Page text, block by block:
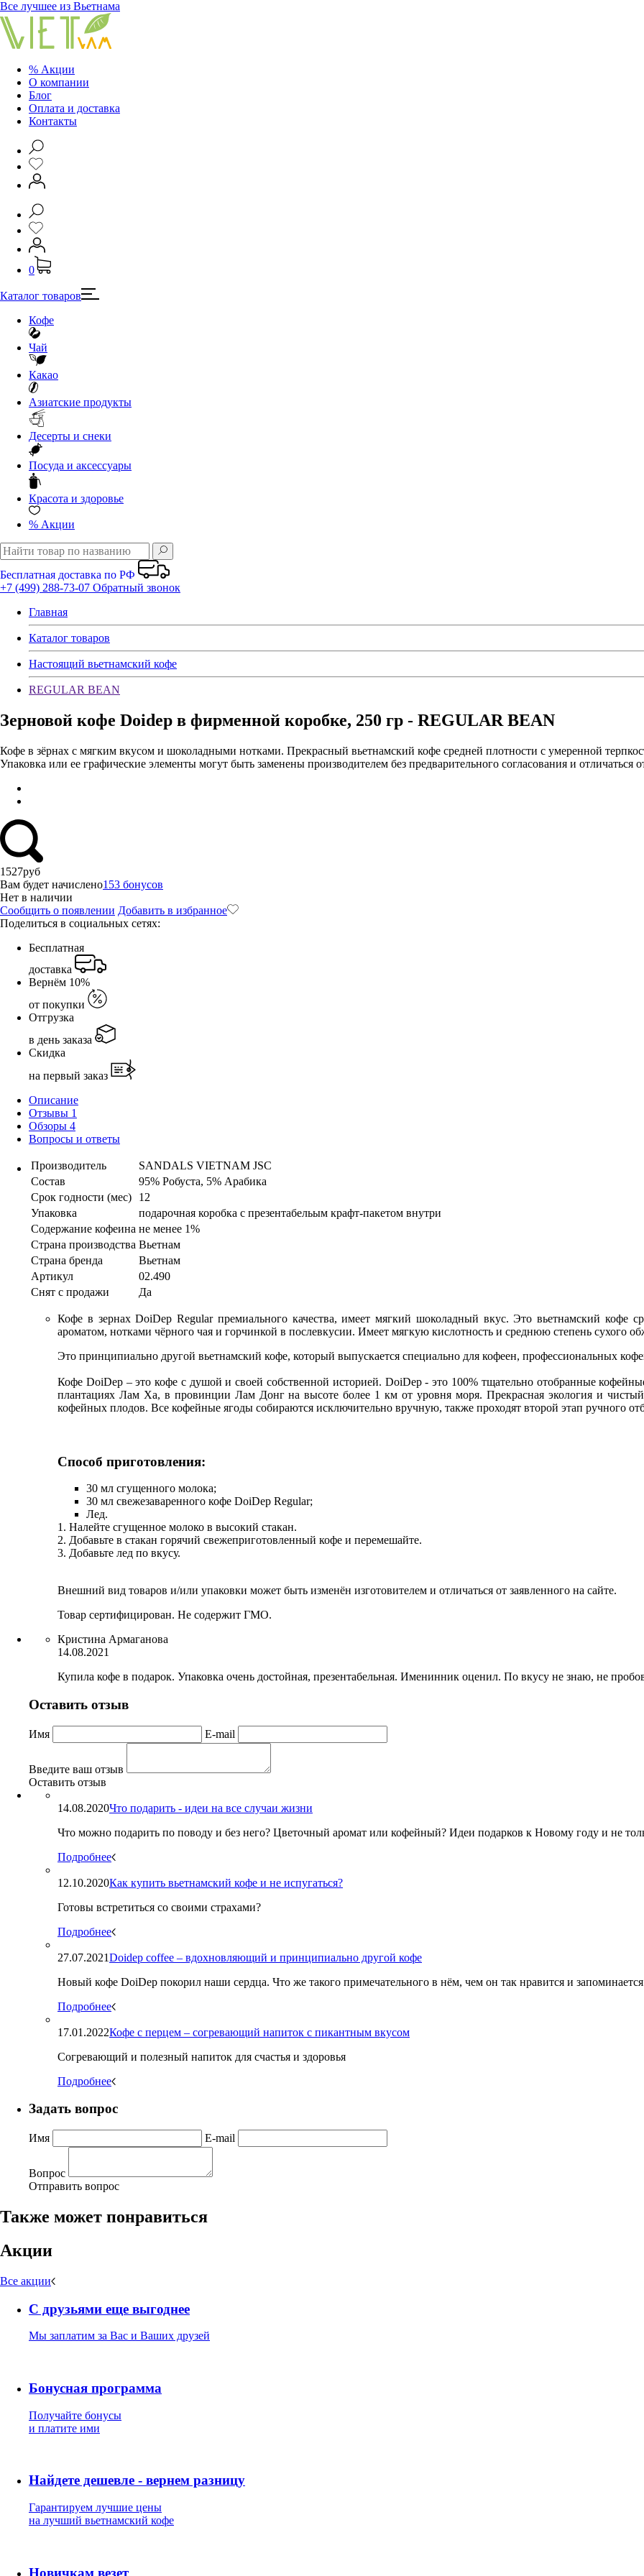
Все лучшее из Вьетнама
% Акции
О компании
Блог
Оплата и доставка
Контакты
0
Каталог товаров
Кофе
Чай
Какао
Азиатские продукты
Десерты и снеки
Посуда и аксессуары
Красота и здоровье
% Акции
Бесплатная доставка по РФ
+7 (499) 288-73-07 Обратный звонок
Главная
Каталог товаров
Настоящий вьетнамский кофе
REGULAR BEAN
Зерновой кофе Doidep в фирменной коробке, 250 гр - REGULAR BEAN
Кофе в зёрнах с мягким вкусом и шоколадными нотками. Прекрасный вьетнамский кофе средней плотности с умеренной
Упаковка или ее графические элементы могут быть заменены производителем без предварительного согласования и отличаться
1527руб
Вам будет начислено153 бонусов
Нет в наличии
Сообщить о появлении Добавить в избранное
Поделиться в социальных сетях:
Бесплатная
доставка
Вернём 10%
от покупки
Отгрузка
в день заказа
Скидка
на первый заказ
Описание
Отзывы 1
Обзоры 4
Вопросы и ответы
Производитель
SANDALS VIETNAM JSC
Состав
95% Робуста, 5% Арабика
Срок годности (мес)
12
Упаковка
подарочная коробка c презентабельым крафт-пакетом внутри
Содержание кофеина не менее 1%
Страна производства Вьетнам
Страна бренда
Вьетнам
Артикул
02.490
Снят с продажи
Да
Кофе в зернах DoiDep Regular премиального качества, имеет мягкий шоколадный вкус. Это вьетнамский кофе
ароматом, нотками чёрного чая и горчинкой в послевкусии. Имеет мягкую кислотность и среднюю степень сухого
Это принципиально другой вьетнамский кофе, который выпускается специально для кофеен, профессиональных
Кофе DoiDep – это кофе с душой и своей собственной историей. DoiDep - это 100% тщательно отобранные
плантациях Лам Ха, в провинции Лам Донг на высоте более 1 км от уровня моря. Прекрасная экология и
кофейных плодов. Все кофейные ягоды собираются исключительно вручную, также проходят второй этап ручного
Способ приготовления:
30 мл сгущенного молока;
30 мл свежезаваренного кофе DoiDep Regular;
Лед.
1. Налейте сгущенное молоко в высокий стакан.
2. Добавьте в стакан горячий свежеприготовленный кофе и перемешайте.
3. Добавьте лед по вкусу.
Внешний вид товаров и/или упаковки может быть изменён изготовителем и отличаться от заявленного на сайте.
Товар сертифицирован. Не содержит ГМО.
Кристина Армаганова
14.08.2021
Купила кофе в подарок. Упаковка очень достойная, презентабельная. Именинник оценил. По вкусу не знаю, не
Оставить отзыв
Имя E-mail
Введите ваш отзыв
Оставить отзыв
14.08.2020Что подарить - идеи на все случаи жизни
Что можно подарить по поводу и без него? Цветочный аромат или кофейный? Идеи подарков к Новому году и не
Подробнее
12.10.2020Как купить вьетнамский кофе и не испугаться?
Готовы встретиться со своими страхами?
Подробнее
27.07.2021Doidep coffee – вдохновляющий и принципиально другой кофе
Новый кофе DoiDep покорил наши сердца. Что же такого примечательного в нём, чем он так нравится и
Подробнее
17.01.2022Кофе с перцем – cогревающий напиток с пикантным вкусом
Согревающий и полезный напиток для счастья и здоровья
Подробнее
Задать вопрос
Имя E-mail
Вопрос
Отправить вопрос
Также может понравиться
Акции
Все акции
С друзьями еще выгоднее
Мы заплатим за Вас и Ваших друзей
Бонусная программа
Получайте бонусы
и платите ими
Найдете дешевле - вернем разницу
Гарантируем лучшие цены
на лучший вьетнамский кофе
Новичкам везет